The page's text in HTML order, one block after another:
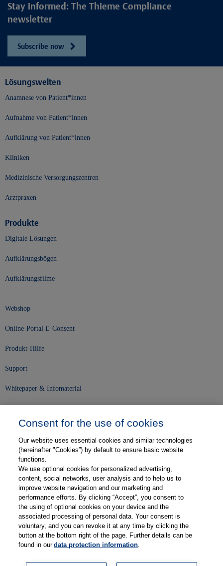
Stay informed: The Thieme Compliance
newsletter
Subscribe now
Lösungswelten
Anamnese von Patient*innen
Aufnahme von Patient*innen
Aufklärung von Patient*innen
Kliniken
Medizinische Versorgungszentren
Arztpraxen
Produkte
Digitale Lösungen
Aufklärungsbögen
Aufklärungsfilme
Webshop
Online-Portal E-Consent
Produkt-Hilfe
Support
Whitepaper & Infomaterial
Karriere
Kontakt
Web-Semniare
Anwenderberichte
Partner
Consent for the use of cookies
Our website uses essential cookies and similar technologies
(hereinafter "Cookies”) by default to ensure basic website
functions.
We use optional cookies for personalized advertising,
content, social networks, user analysis and to help us to
improve website navigation and our marketing and
performance efforts. By clicking “Accept”, you consent to
the using of optional cookies on your device and the
associated processing of personal data. Your consent is
voluntary, and you can revoke it at any time by clicking the
button at the bottom right of the page. Further details can be
found in ourdata protection information.